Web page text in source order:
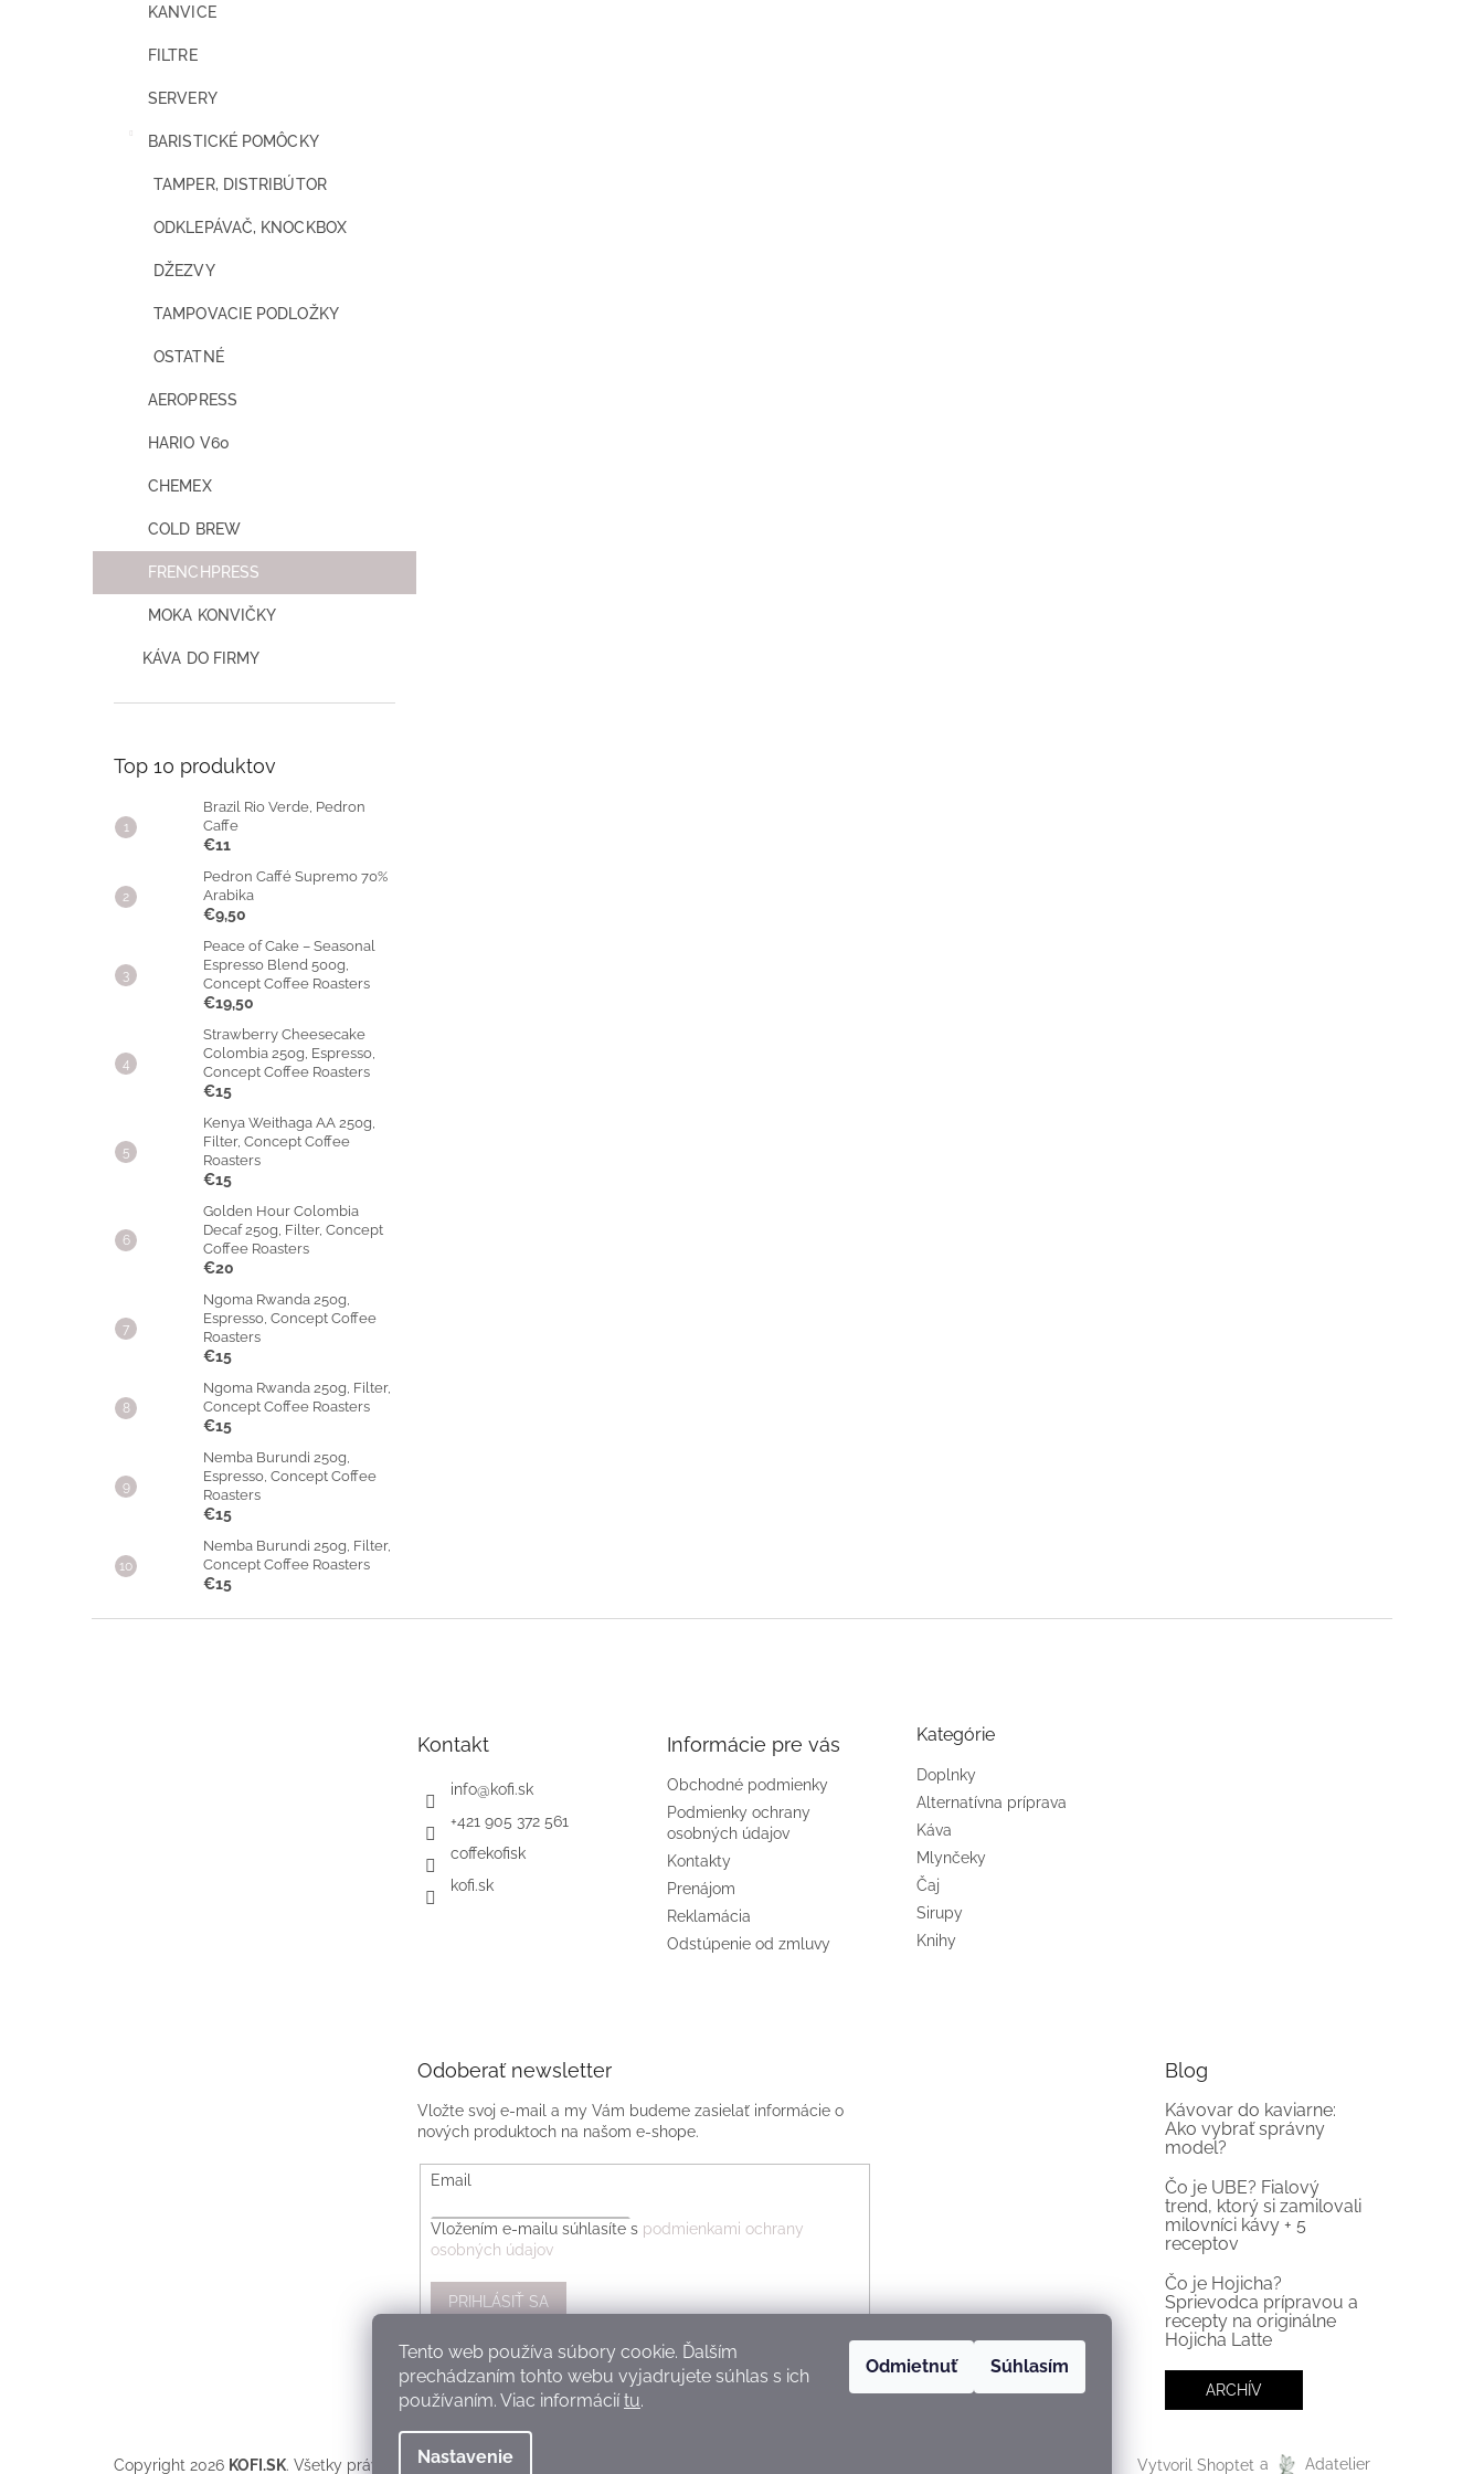
Tento web používa súbory cookie. Ďalším
prechádzaním tohto webu vyjadrujete súhlas s ich
používaním. Viac informácií tu.
Nastavenie
Odmietnuť Súhlasím
KANVICE
FILTRE
SERVERY
BARISTICKÉ POMÔCKY
TAMPER, DISTRIBÚTOR
ODKLEPÁVAČ, KNOCKBOX
DŽEZVY
TAMPOVACIE PODLOŽKY
OSTATNÉ
AEROPRESS
HARIO V60
CHEMEX
COLD BREW
FRENCHPRESS
MOKA KONVIČKY
KÁVA DO FIRMY
Top 10 produktov
Brazil Rio Verde, Pedron
Caffe
€11
Pedron Caffé Supremo 70%
Arabika
€9,50
Peace of Cake – Seasonal
Espresso Blend 500g,
Concept Coffee Roasters
€19,50
Strawberry Cheesecake
Colombia 250g, Espresso,
Concept Coffee Roasters
€15
Kenya Weithaga AA 250g,
Filter, Concept Coffee
Roasters
€15
Golden Hour Colombia
Decaf 250g, Filter, Concept
Coffee Roasters
€20
Ngoma Rwanda 250g,
Espresso, Concept Coffee
Roasters
€15
Ngoma Rwanda 250g, Filter,
Concept Coffee Roasters
€15
Nemba Burundi 250g,
Espresso, Concept Coffee
Roasters
€15
Nemba Burundi 250g, Filter,
Concept Coffee Roasters
€15
Kontakt
info@kofi.sk
+421 905 372 561
coffekofisk
kofi.sk
Informácie pre vás
Obchodné podmienky
Podmienky ochrany
osobných údajov
Kontakty
Prenájom
Reklamácia
Odstúpenie od zmluvy
Kategórie
Doplnky
Alternatívna príprava
Káva
Mlynčeky
Čaj
Sirupy
Knihy
Odoberať newsletter
Vložte svoj e-mail a my Vám budeme zasielať informácie o
nových produktoch na našom e-shope.
Email
Vložením e-mailu súhlasíte s podmienkami ochrany
osobných údajov
PRIHLÁSIŤ SA
Blog
Kávovar do kaviarne:
Ako vybrať správny
model?
Čo je UBE? Fialový
trend, ktorý si zamilovali
milovníci kávy + 5
receptov
Čo je Hojicha?
Sprievodca prípravou a
recepty na originálne
Hojicha Latte
ARCHÍV
Vytvoril Shoptet a Adatelier
Copyright 2026 KOFI.SK. Všetky práva vyhradené.